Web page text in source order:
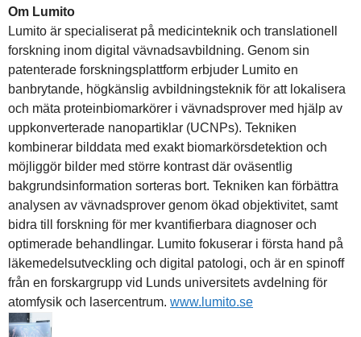
Om Lumito
Lumito är specialiserat på medicinteknik och translationell
forskning inom digital vävnadsavbildning. Genom sin
patenterade forskningsplattform erbjuder Lumito en
banbrytande, högkänslig avbildningsteknik för att lokalisera
och mäta proteinbiomarkörer i vävnadsprover med hjälp av
uppkonverterade nanopartiklar (UCNPs). Tekniken
kombinerar bilddata med exakt biomarkörsdetektion och
möjliggör bilder med större kontrast där oväsentlig
bakgrundsinformation sorteras bort. Tekniken kan förbättra
analysen av vävnadsprover genom ökad objektivitet, samt
bidra till forskning för mer kvantifierbara diagnoser och
optimerade behandlingar. Lumito fokuserar i första hand på
läkemedelsutveckling och digital patologi, och är en spinoff
från en forskargrupp vid Lunds universitets avdelning för
atomfysik och lasercentrum. www.lumito.se